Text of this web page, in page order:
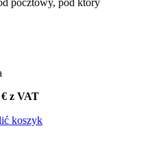
€ z VAT
koszyk